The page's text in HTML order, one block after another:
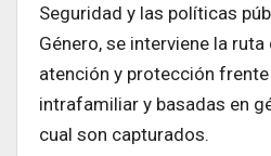
Seguridad y las políticas
Género, se interviene la ruta
atención y protección
intrafamiliar y basadas en
cual son capturados.